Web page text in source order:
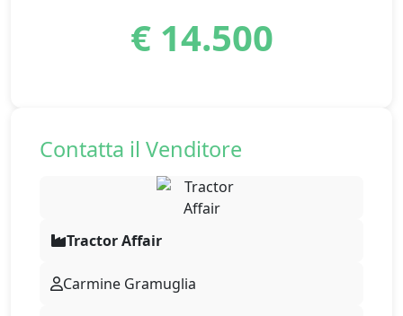
€ 14.500
Contatta il Venditore
Tractor Affair
Carmine Gramuglia